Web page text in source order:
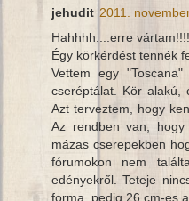
jehudit 2011.
Hahhhh....erre vártam!!!!
Égy körkérdést tennék
Vettem egy
cseréptálat. Kör alakú,
Azt terveztem, hogy
Az rendben van,
mázas cserepekben
fórumokon nem
edényekről. Teteje
forma, pedig 26 cm-es